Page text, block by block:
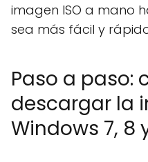
imagen ISO a mano
sea más fácil y
Paso a paso:
descargar la
Windows 7, 8